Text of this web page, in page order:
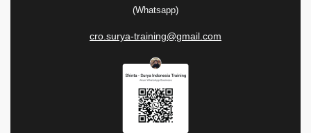
(Whatsapp)
cro.surya-training@gmail.com